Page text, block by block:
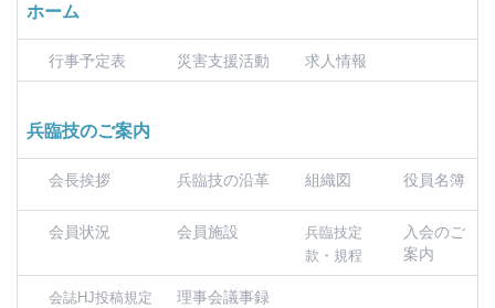
ホーム
行事予定表 災害支援活動 求人情報
兵臨技のご案内
会長挨拶 兵臨技の沿革 組織図 役員名簿
会員状況 会員施設
兵臨技定
款・規程
入会のご
案内
会誌HJ投稿規定 理事会議事録